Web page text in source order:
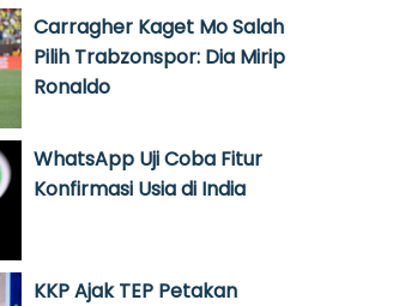
Carragher Kaget Mo Salah
Pilih Trabzonspor: Dia Mirip
Ronaldo
WhatsApp Uji Coba Fitur
Konfirmasi Usia di India
KKP Ajak TEP Petakan